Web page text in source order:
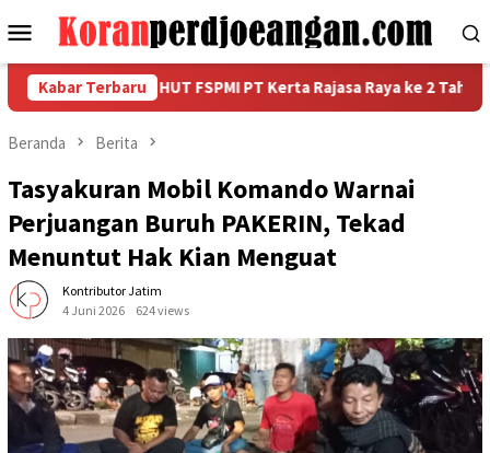
ke
Menu
Mobile
Kabar Terbaru
HUT FSPMI PT Kerta Rajasa Raya ke 2 Tahun
Beranda Berita
Tasyakuran Mobil Komando Warnai
Perjuangan Buruh PAKERIN, Tekad
Menuntut Hak Kian Menguat
Kontributor Jatim
4 Juni 2026
624 views